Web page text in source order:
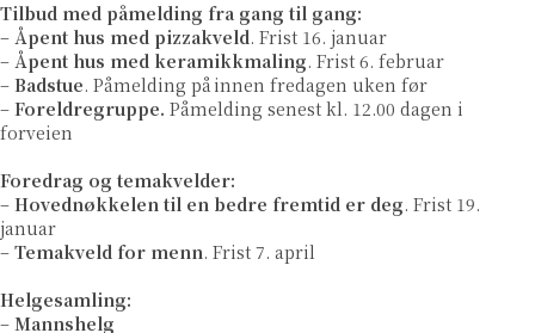
Tilbud med påmelding fra gang til gang:
– Åpent hus med pizzakveld. Frist 16. januar
– Åpent hus med keramikkmaling. Frist 6. februar
– Badstue. Påmelding på innen fredagen uken før
– Foreldregruppe. Påmelding senest kl. 12.00 dagen i
forveien
Foredrag og temakvelder:
– Hovednøkkelen til en bedre fremtid er deg. Frist 19.
januar
– Temakveld for menn. Frist 7. april
Helgesamling:
– Mannshelg